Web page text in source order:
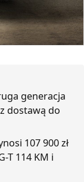
generacja
dostawą do
107 900 zł
T 114 KM i